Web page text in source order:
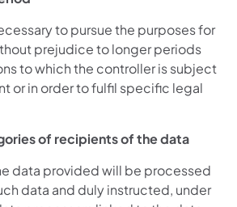
to pursue the purposes for
prejudice to longer periods
to which the controller is subject
or in order to fulfil specific legal
of recipients of the data
data provided will be processed
data and duly instructed, under